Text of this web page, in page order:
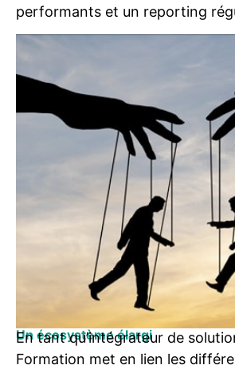
performants et un reporting
Un écosystème élargi
En tant qu’intégrateur de
Formation met en lien les